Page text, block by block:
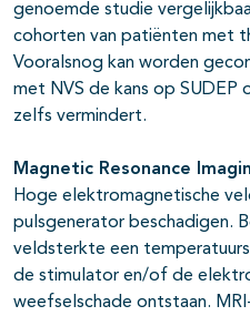
genoemde studie
cohorten van patiënten met
Vooralsnog kan worden
met NVS de kans op
zelfs vermindert.
Magnetic Resonance
Hoge elektromagnetische
pulsgenerator beschadigen.
veldsterkte een
de stimulator en/of de
weefselschade ontstaan.